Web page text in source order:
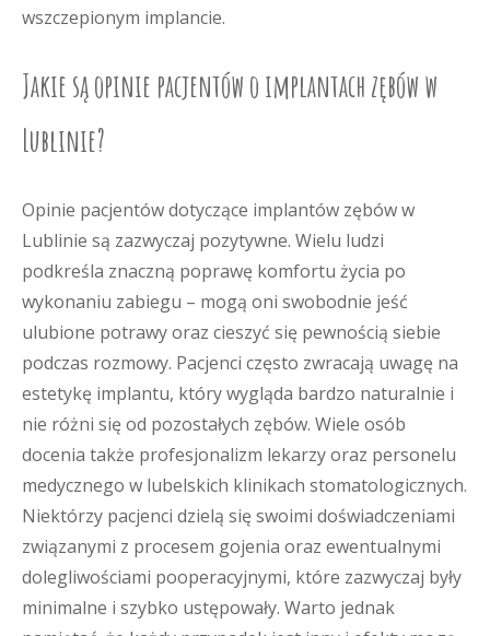
wszczepionym implancie.
Jakie są opinie pacjentów o implantach zębów w
Lublinie?
Opinie pacjentów dotyczące implantów zębów w
Lublinie są zazwyczaj pozytywne. Wielu ludzi
podkreśla znaczną poprawę komfortu życia po
wykonaniu zabiegu – mogą oni swobodnie jeść
ulubione potrawy oraz cieszyć się pewnością siebie
podczas rozmowy. Pacjenci często zwracają uwagę na
estetykę implantu, który wygląda bardzo naturalnie i
nie różni się od pozostałych zębów. Wiele osób
docenia także profesjonalizm lekarzy oraz personelu
medycznego w lubelskich klinikach stomatologicznych.
Niektórzy pacjenci dzielą się swoimi doświadczeniami
związanymi z procesem gojenia oraz ewentualnymi
dolegliwościami pooperacyjnymi, które zazwyczaj były
minimalne i szybko ustępowały. Warto jednak